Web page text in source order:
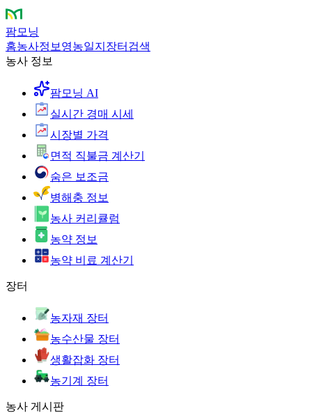
팜모닝
홈농사정보 영농일지 장터 검색
농사 정보
팜모닝 AI
실시간 경매 시세
시장별 가격
면적 직불금 계산기
숨은 보조금
병해충 정보
농사 커리큘럼
농약 정보
농약 비료 계산기
장터
농자재 장터
농수산물 장터
생활잡화 장터
농기계 장터
농사 게시판